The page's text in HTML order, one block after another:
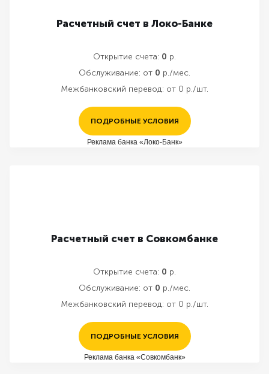
Расчетный счет в Локо-Банке
Открытие счета: 0 р.
Обслуживание: от 0 р./мес.
Межбанковский перевод: от 0 р./шт.
ПОДРОБНЫЕ УСЛОВИЯ
Реклама банка «Локо-Банк»
Расчетный счет в Совкомбанке
Открытие счета: 0 р.
Обслуживание: от 0 р./мес.
Межбанковский перевод: от 0 р./шт.
ПОДРОБНЫЕ УСЛОВИЯ
Реклама банка «Совкомбанк»